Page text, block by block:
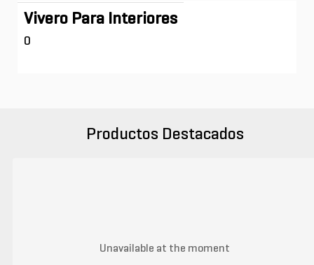
Vivero Para Interiores
0
Productos Destacados
Unavailable at the moment